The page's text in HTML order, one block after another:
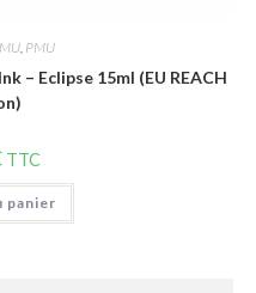
, PMU
– Eclipse 15ml (EU REACH
TTC
panier